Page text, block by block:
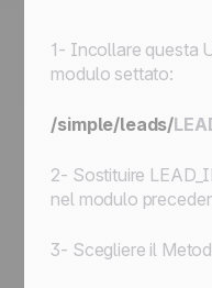
1- Incollare questa
modulo settato:
/simple/leads/
2- Sostituire
nel modulo
3- Scegliere il